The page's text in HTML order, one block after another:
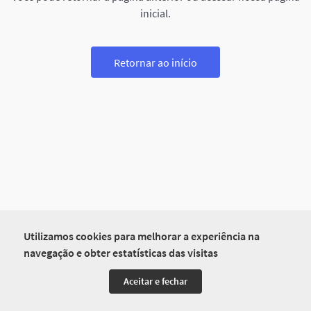
Utilizamos cookies para melhorar a experiência na
navegação e obter estatísticas das visitas
Aceitar e fechar
inicial.
Retornar ao início